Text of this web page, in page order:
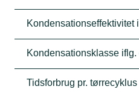
Kondensationsklasse
Tidsforbrug pr.